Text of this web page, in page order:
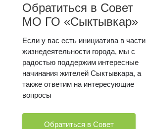
Обратиться в Совет
МО ГО «Сыктывкар»
Если у вас есть инициатива в части
жизнедеятельности города, мы с
радостью поддержим интересные
начинания жителей Сыктывкара, а
также ответим на интересующие
вопросы
Обратиться в Совет